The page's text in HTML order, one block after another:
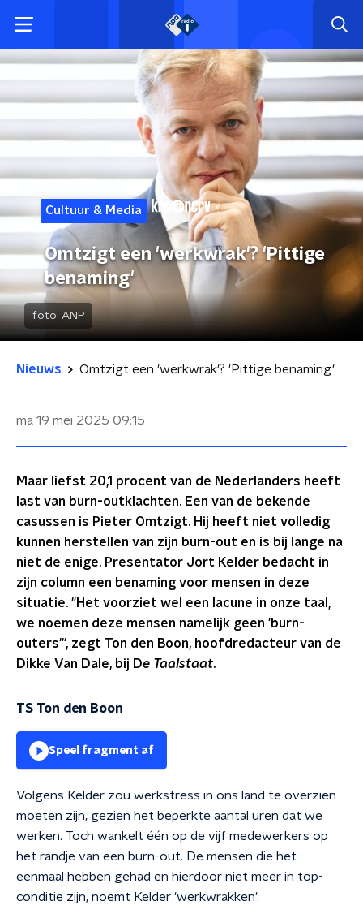
Cultuur & Media
Omtzigt een 'werkwrak'? 'Pittige
benaming'
foto: ANP
Nieuws Omtzigt een 'werkwrak'? 'Pittige benaming'
ma 19 mei 2025 09:15
Maar liefst 20,1 procent van de Nederlanders heeft
last van burn-outklachten. Een van de bekende
casussen is Pieter Omtzigt. Hij heeft niet volledig
kunnen herstellen van zijn burn-out en is bij lange na
niet de enige. Presentator Jort Kelder bedacht in
zijn column een benaming voor mensen in deze
situatie. "Het voorziet wel een lacune in onze taal,
we noemen deze mensen namelijk geen 'burn-
outers'", zegt Ton den Boon, hoofdredacteur van de
Dikke Van Dale, bij De Taalstaat.
TS Ton den Boon
Speel fragment af
Volgens Kelder zou werkstress in ons land te overzien
moeten zijn, gezien het beperkte aantal uren dat we
werken. Toch wankelt één op de vijf medewerkers op
het randje van een burn-out. De mensen die het
eenmaal hebben gehad en hierdoor niet meer in top-
conditie zijn, noemt Kelder 'werkwrakken'.